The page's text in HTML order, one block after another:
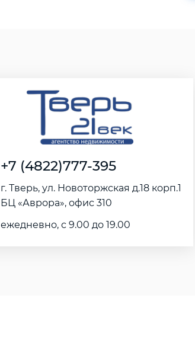
+7 (4822)777-395
г. Тверь, ул. Новоторжская д.18 корп.1
БЦ «Аврора», офис 310
ежедневно, с 9.00 до 19.00